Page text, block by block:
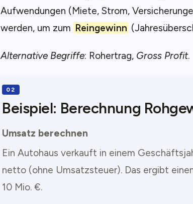
Aufwendungen (Miete, Strom,
werden, um zum Reingewinn
Alternative Begriffe: Rohertrag, Gross Profit.
Beispiel: Berechnung
Umsatz berechnen
Ein Autohaus verkauft in einem
netto (ohne Umsatzsteuer). Das ergibt
10 Mio. €.